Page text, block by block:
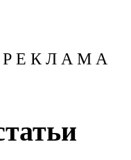
Р Е К Л А М А